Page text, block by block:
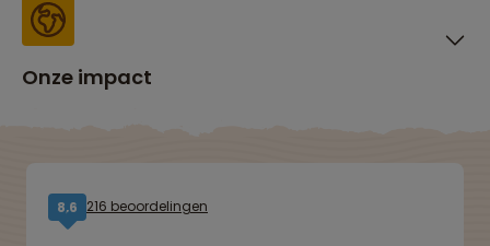
Onze impact
8,6 216 beoordelingen